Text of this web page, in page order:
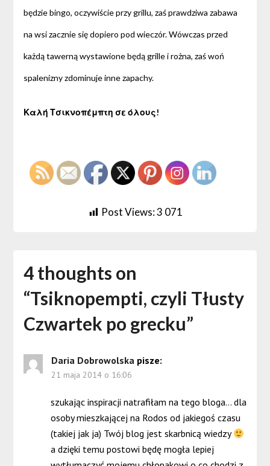
będzie bingo, oczywiście przy grillu, zaś prawdziwa zabawa
na wsi zacznie się dopiero pod wieczór. Wówczas przed
każdą tawerną wystawione będą grille i rożna, zaś woń
spalenizny zdominuje inne zapachy.
Καλή Τσικνοπέμπτη σε όλους!
Post Views:3 071
4 thoughts on
“Tsiknopempti, czyli Tłusty
Czwartek po grecku”
Daria Dobrowolska pisze:
21 maja 2014 o 16:06
szukając inspiracji natrafiłam na tego bloga… dla
osoby mieszkającej na Rodos od jakiegoś czasu
(takiej jak ja) Twój blog jest skarbnicą wiedzy
a dzięki temu postowi będę mogła lepiej